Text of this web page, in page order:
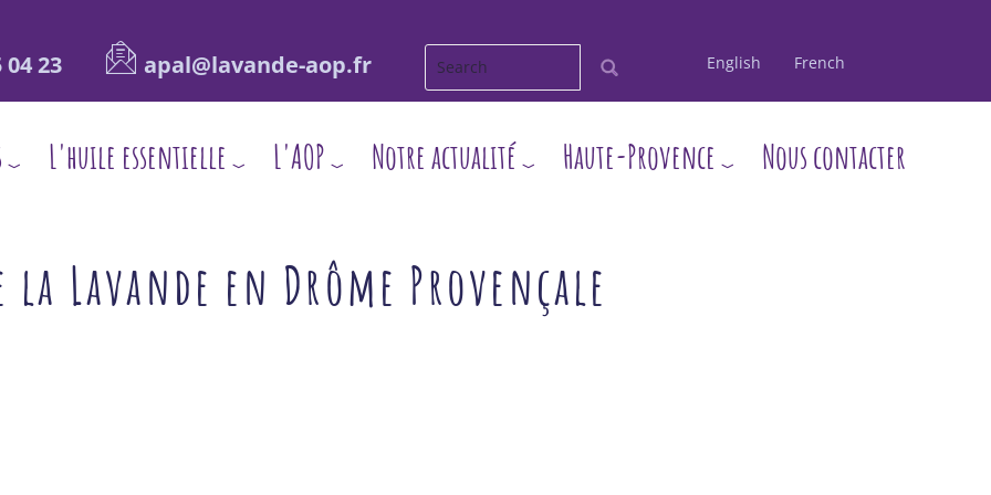
04 23 apal@lavande-aop.fr English French
L'huile essentielle L'AOP Notre actualité Haute-Provence Nous contacter
la Lavande en Drôme Provençale